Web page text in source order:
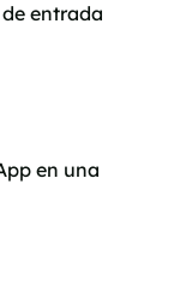
entrada
en una